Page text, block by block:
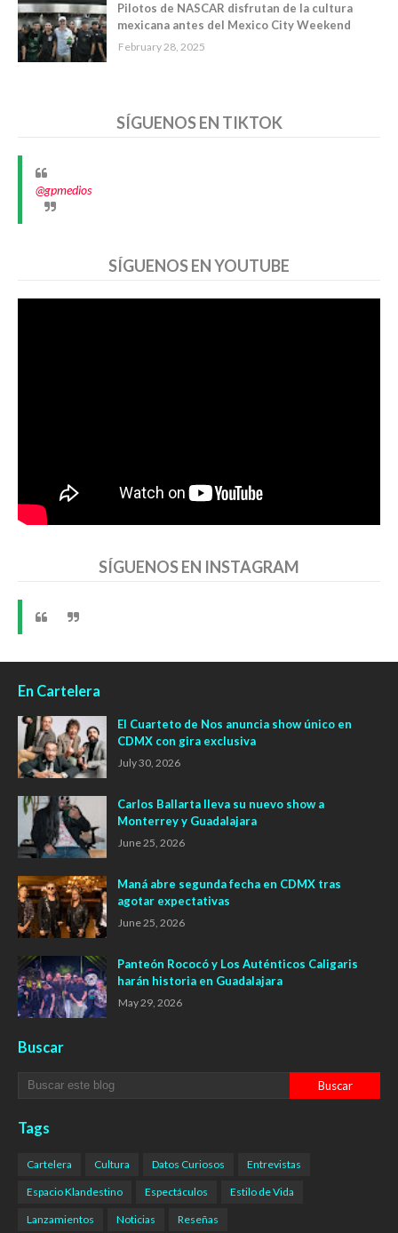
Pilotos de NASCAR disfrutan de la cultura
mexicana antes del Mexico City Weekend
February 28, 2025
SÍGUENOS EN TIKTOK
@gpmedios
SÍGUENOS EN YOUTUBE
SÍGUENOS EN INSTAGRAM
En Cartelera
El Cuarteto de Nos anuncia show único en
CDMX con gira exclusiva
July 30, 2026
Carlos Ballarta lleva su nuevo show a
Monterrey y Guadalajara
June 25, 2026
Maná abre segunda fecha en CDMX tras
agotar expectativas
June 25, 2026
Panteón Rococó y Los Auténticos Caligaris
harán historia en Guadalajara
May 29, 2026
Buscar
Tags
Cartelera Cultura Datos Curiosos Entrevistas
Espacio Klandestino Espectáculos Estilo de Vida
Lanzamientos Noticias Reseñas